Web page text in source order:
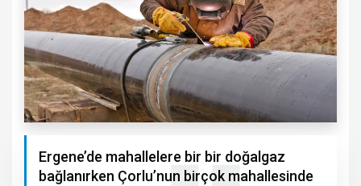
Ergene’de mahallelere bir bir doğalgaz
bağlanırken Çorlu’nun birçok mahallesinde